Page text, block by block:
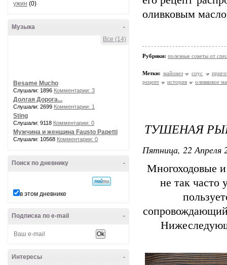
ужин (0)
-
Музыка
Все (14)
Besame Mucho
Слушали: 1896 Комментарии: 3
Долгая Дорога...
Слушали: 2699 Комментарии: 1
Sting
Слушали: 9118 Комментарии: 0
Мужчина и женщина Fausto Papetti
Слушали: 10568 Комментарии: 0
-
Поиск по дневнику
в этом дневнике
-
Подписка по e-mail
-
Интересы
оливковым
Рубрики: полезные советы от
Метки: майонез соус
рецепт
история оливковое
ТУШЕНАЯ
Пятница, 22 Апреля
Многоходовые
не так